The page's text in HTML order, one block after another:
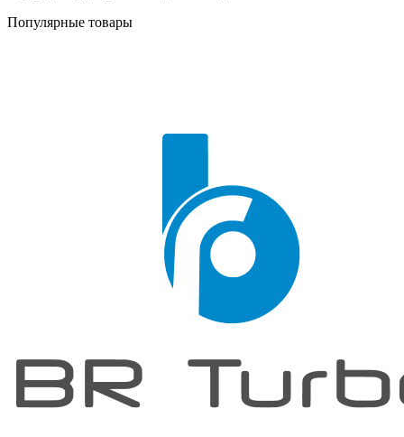
Популярные товары